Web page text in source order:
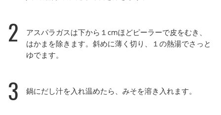
2
アスパラガスは下から１cmほどピーラーで皮をむき、
はかまを除きます。斜めに薄く切り、１の熱湯でさっと
ゆでます。
3 鍋にだし汁を入れ温めたら、みそを溶き入れます。